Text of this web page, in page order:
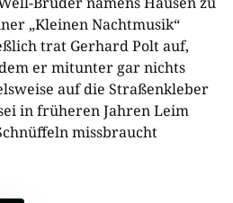
„Kleinen Nachtmusik“
trat Gerhard Polt auf,
er mitunter gar nichts
auf die Straßenkleber
in früheren Jahren Leim
missbraucht